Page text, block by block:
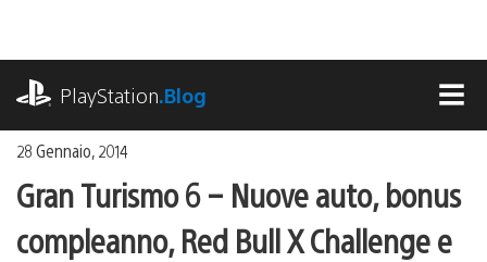
contenuto
PlayStation.Blog
28 Gennaio, 2014
Gran Turismo 6 – Nuove auto, bonus
compleanno, Red Bull X Challenge e